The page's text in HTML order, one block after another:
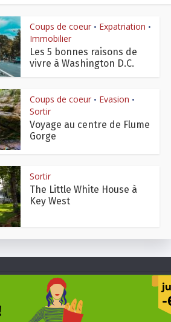
Coups de coeur • Expatriation •
Immobilier
Les 5 bonnes raisons de
vivre à Washington D.C.
Coups de coeur • Evasion •
Sortir
Voyage au centre de Flume
Gorge
Sortir
The Little White House à
Key West